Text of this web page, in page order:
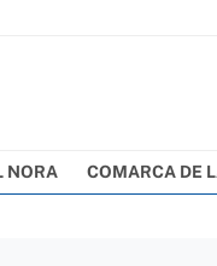
NORA COMARCA DE